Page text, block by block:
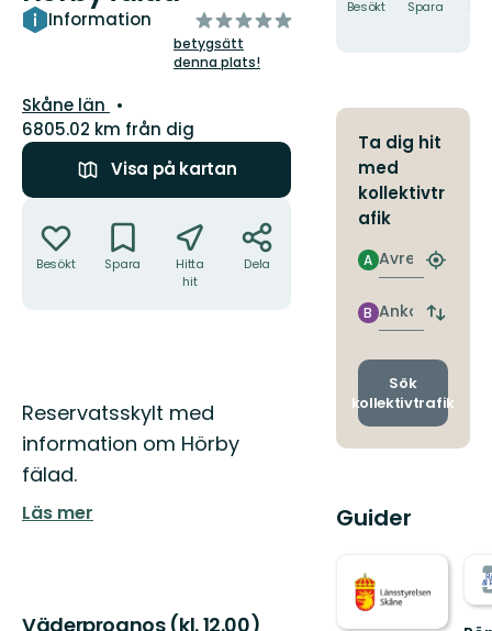
Information
av
5
stjärnor
betygsätt
denna plats!
Län:
Skåne län
6805.02 km från dig
Visa på kartan
Besökt Spara
Hitta
hit
Dela
Beskrivning
Reservatsskylt med
information om Hörby
fälad.
Läs mer
Väderprognos (kl. 12.00)
Besökt Spara
Ta dig hit
med
kollektivtr
afik
Avresa
A
Hitta
Ankomst
B
Byt
och
Sök
kollektivtrafik
Guider